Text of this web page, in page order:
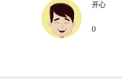
开心
0